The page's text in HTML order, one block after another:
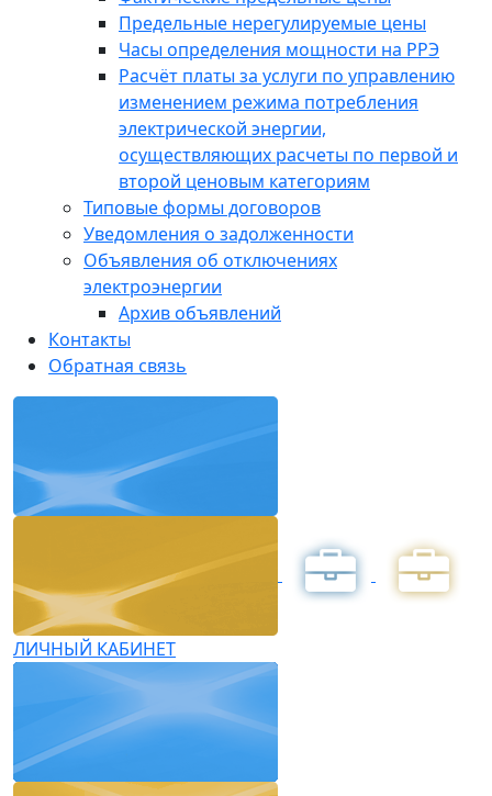
Предельные нерегулируемые цены
Часы определения мощности на РРЭ
Расчёт платы за услуги по управлению
изменением режима потребления
электрической энергии,
осуществляющих расчеты по первой и
второй ценовым категориям
Типовые формы договоров
Уведомления о задолженности
Объявления об отключениях
электроэнергии
Архив объявлений
Контакты
Обратная связь
ЛИЧНЫЙ КАБИНЕТ